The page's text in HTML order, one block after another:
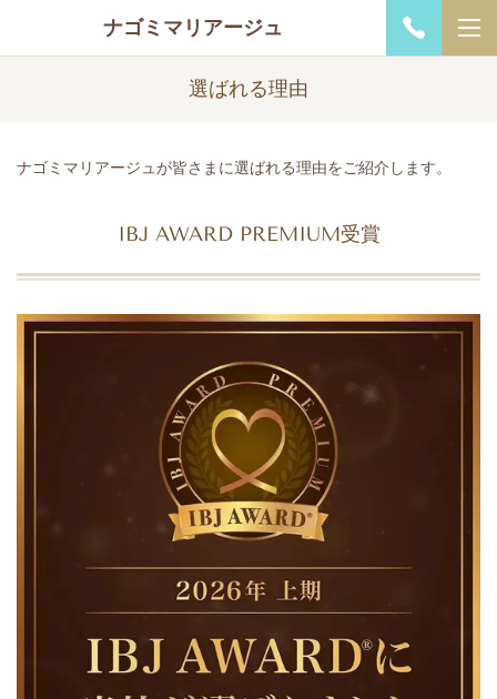
ナゴミマリアージュ
選ばれる理由
ナゴミマリアージュが皆さまに選ばれる理由をご紹介します。
IBJ AWARD PREMIUM受賞